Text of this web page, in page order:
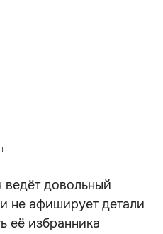
ведёт довольный
не афиширует детали
её избранника